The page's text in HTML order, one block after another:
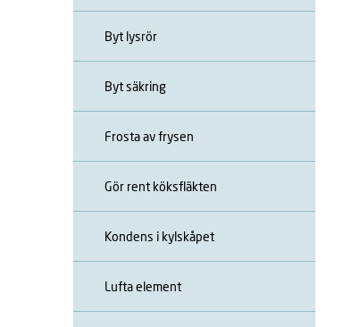
Byt lysrör
Byt säkring
Frosta av frysen
Gör rent köksfläkten
Kondens i kylskåpet
Lufta element